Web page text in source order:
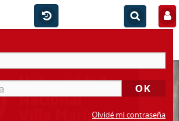
Olvidé mi contraseña